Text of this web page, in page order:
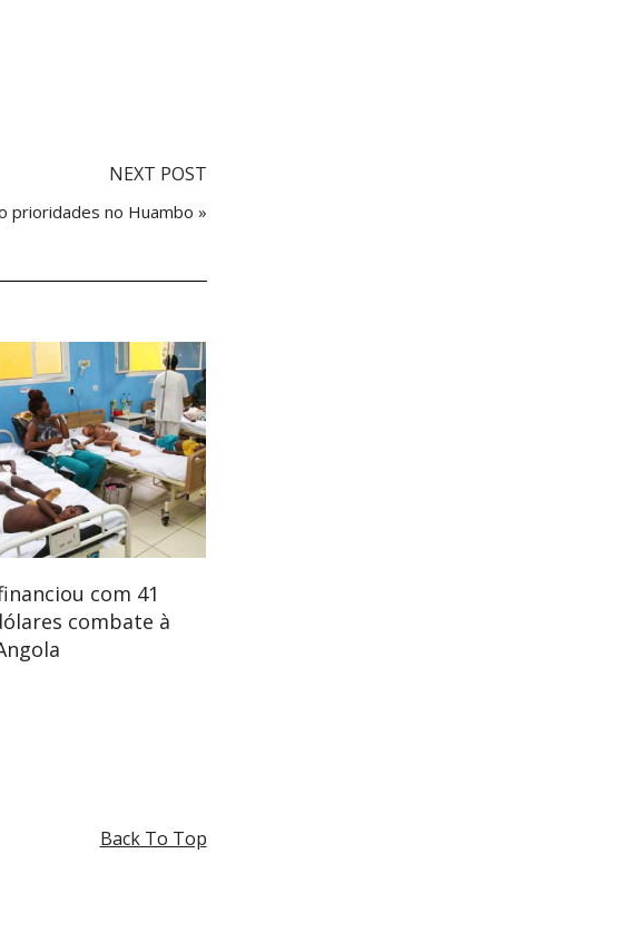
NEXT POST
prioridades no Huambo »
com 41
combate à
Back To Top